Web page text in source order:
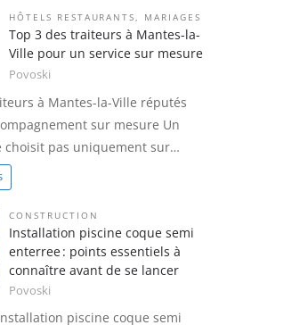
HÔTELS RESTAURANTS, MARIAGES
Top 3 des traiteurs à Mantes-la-
Ville pour un service sur mesure
Povoski
à Mantes-la-Ville réputés
sur mesure Un
choisit pas uniquement sur…
CONSTRUCTION
Installation piscine coque semi
enterree : points essentiels à
connaître avant de se lancer
Povoski
piscine coque semi